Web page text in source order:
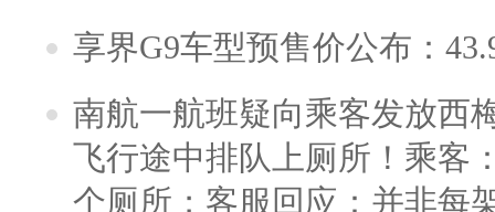
享界G9车型预售价公布：
南航一航班疑向乘客发放西
飞行途中排队上厕所！乘客
个厕所；客服回应：并非每